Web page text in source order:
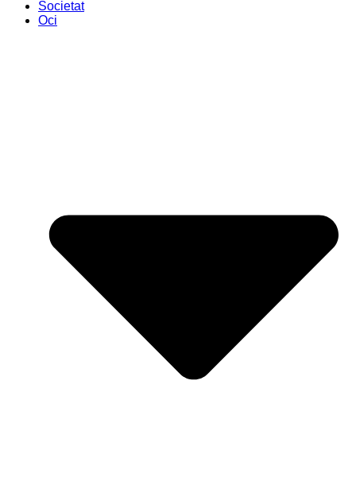
Societat
Oci